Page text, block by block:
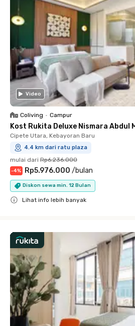
Video
Coliving • Campur
Kost Rukita Deluxe Nismara Abdul
Cipete Utara, Kebayoran Baru
4.4 km dari ratu plaza
mulai dari Rp6.236.000
-4% Rp5.976.000 /bulan
Diskon sewa min. 12 Bulan
Lihat info lebih banyak